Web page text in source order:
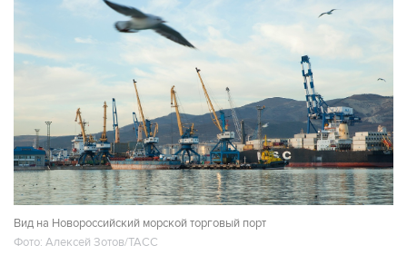
Вид на Новороссийский морской торговый порт
Фото: Алексей Зотов/ТАСС